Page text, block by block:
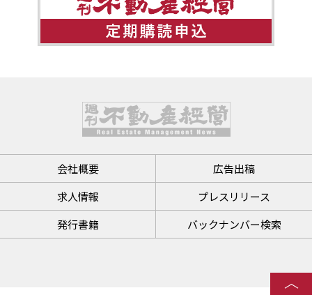
会社概要
広告出稿
求人情報
プレスリリース
発行書籍
バックナンバー検索